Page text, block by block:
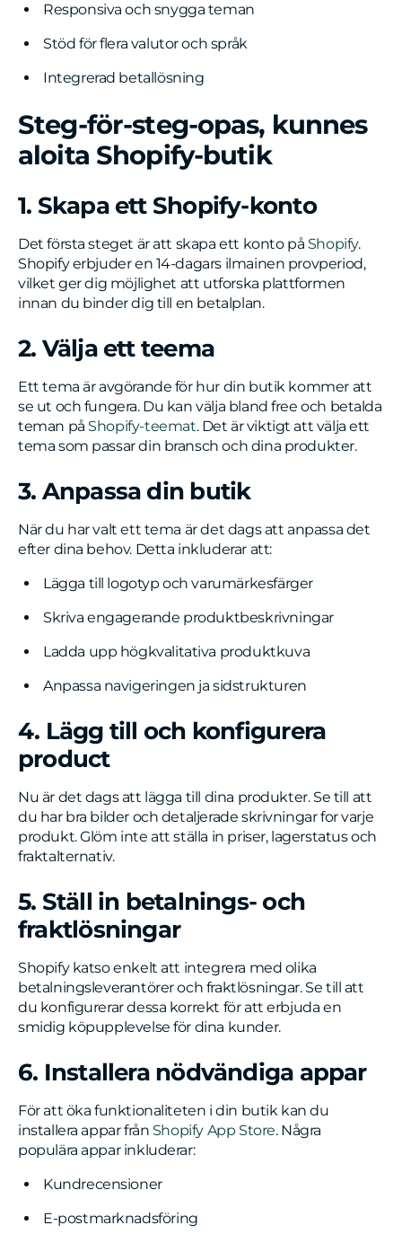
Responsiva och snygga teman
Stöd för flera valutor och språk
Integrerad betallösning
Steg-för-steg-opas, kunnes
aloita Shopify-butik
1. Skapa ett Shopify-konto
Det första steget är att skapa ett konto på Shopify.
Shopify erbjuder en 14-dagars ilmainen provperiod,
vilket ger dig möjlighet att utforska plattformen
innan du binder dig till en betalplan.
2. Välja ett teema
Ett tema är avgörande för hur din butik kommer att
se ut och fungera. Du kan välja bland free och betalda
teman på Shopify-teemat. Det är viktigt att välja ett
tema som passar din bransch och dina produkter.
3. Anpassa din butik
När du har valt ett tema är det dags att anpassa det
efter dina behov. Detta inkluderar att:
Lägga till logotyp och varumärkesfärger
Skriva engagerande produktbeskrivningar
Ladda upp högkvalitativa produktkuva
Anpassa navigeringen ja sidstrukturen
4. Lägg till och konfigurera
product
Nu är det dags att lägga till dina produkter. Se till att
du har bra bilder och detaljerade skrivningar for varje
produkt. Glöm inte att ställa in priser, lagerstatus och
fraktalternativ.
5. Ställ in betalnings- och
fraktlösningar
Shopify katso enkelt att integrera med olika
betalningsleverantörer och fraktlösningar. Se till att
du konfigurerar dessa korrekt för att erbjuda en
smidig köpupplevelse för dina kunder.
6. Installera nödvändiga appar
För att öka funktionaliteten i din butik kan du
installera appar från Shopify App Store. Några
populära appar inkluderar:
Kundrecensioner
E-postmarknadsföring